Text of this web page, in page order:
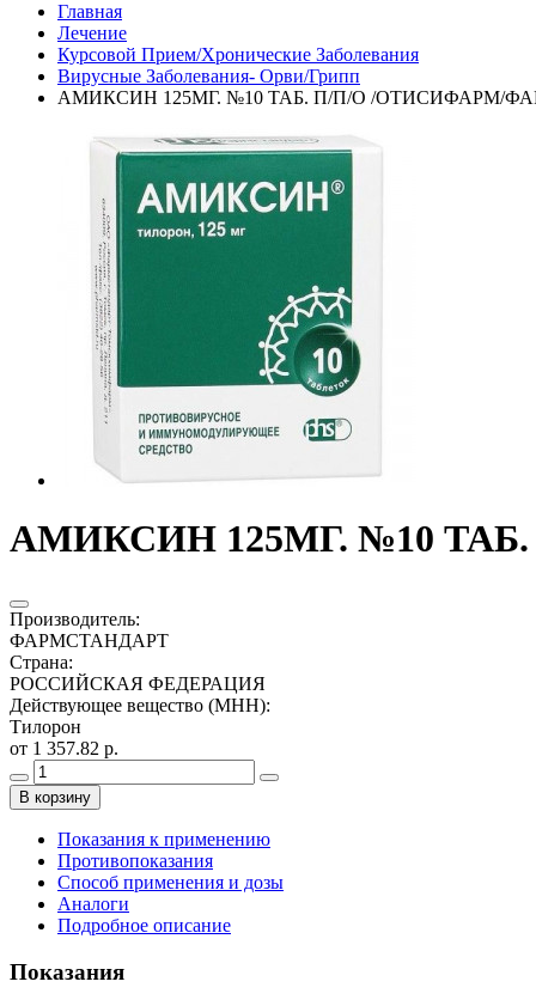
Главная
Лечение
Курсовой Прием/Хронические Заболевания
Вирусные Заболевания- Орви/Грипп
АМИКСИН 125МГ. №10 ТАБ. П/П/О /ОТИСИФАРМ/
АМИКСИН 125МГ. №10
Производитель:
ФАРМСТАНДАРТ
Страна:
РОССИЙСКАЯ ФЕДЕРАЦИЯ
Действующее вещество (МНН):
Тилорон
от 1 357.82 р.
В корзину
Показания к применению
Противопоказания
Способ применения и дозы
Аналоги
Подробное описание
Показания